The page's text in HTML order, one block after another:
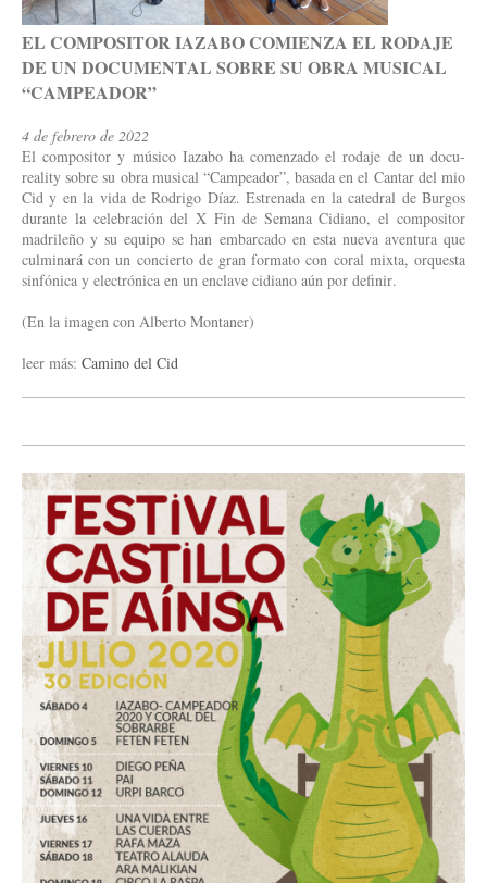
EL COMPOSITOR IAZABO COMIENZA EL RODAJE
DE UN DOCUMENTAL SOBRE SU OBRA MUSICAL
“CAMPEADOR”
4 de febrero de 2022
El compositor y músico Iazabo ha comenzado el rodaje de un docu-
reality sobre su obra musical “Campeador”, basada en el Cantar del mio
Cid y en la vida de Rodrigo Díaz. Estrenada en la catedral de Burgos
durante la celebración del X Fin de Semana Cidiano, el compositor
madrileño y su equipo se han embarcado en esta nueva aventura que
culminará con un concierto de gran formato con coral mixta, orquesta
sinfónica y electrónica en un enclave cidiano aún por definir.
(En la imagen con Alberto Montaner)
leer más: Camino del Cid